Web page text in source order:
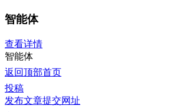
智能体
查看详情
智能体
返回顶部首页
投稿
发布文章提交网址